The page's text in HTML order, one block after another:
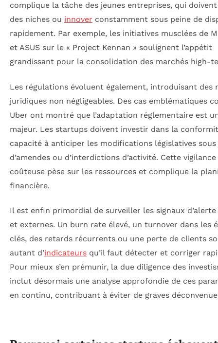
complique la tâche des jeunes entreprises, qui
des niches ou innover constamment sous peine de
rapidement. Par exemple, les initiatives musclées de
et ASUS sur le « Project Kennan » soulignent l’appétit
grandissant pour la consolidation des marchés high-
Les régulations évoluent également, introduisant des
juridiques non négligeables. Des cas emblématiques
Uber ont montré que l’adaptation réglementaire est
majeur. Les startups doivent investir dans la
capacité à anticiper les modifications législatives sous
d’amendes ou d’interdictions d’activité. Cette vigilance
coûteuse pèse sur les ressources et complique la
financière.
Il est enfin primordial de surveiller les signaux
et externes. Un burn rate élevé, un turnover dans les
clés, des retards récurrents ou une perte de clients
autant d’indicateurs qu’il faut détecter et corriger
Pour mieux s’en prémunir, la due diligence des
inclut désormais une analyse approfondie de ces
en continu, contribuant à éviter de graves